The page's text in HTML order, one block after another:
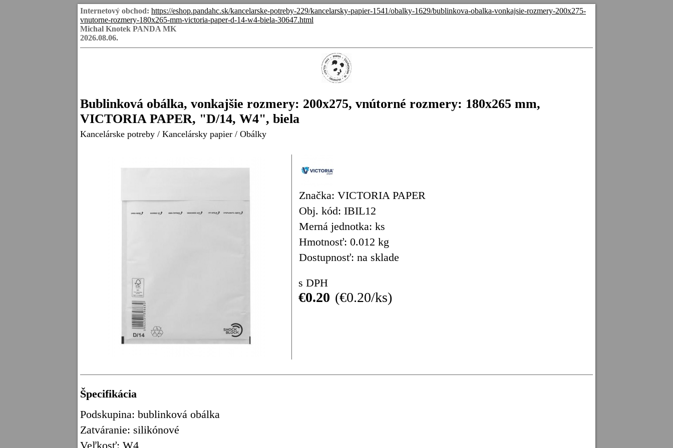
Internetový obchod: https://eshop.pandahc.sk/kancelarske-potreby-229/kancelarsky-papier-1541/obalky-1629/bublinkova-obalka-vonkajsie-rozmery-200x275-
vnutorne-rozmery-180x265-mm-victoria-paper-d-14-w4-biela-30647.html
Michal Knotek PANDA MK
2026.08.06.
Bublinková obálka, vonkajšie rozmery: 200x275, vnútorné rozmery: 180x265 mm,
VICTORIA PAPER, "D/14, W4", biela
Kancelárske potreby / Kancelársky papier / Obálky
Značka: VICTORIA PAPER
Obj. kód: IBIL12
Merná jednotka: ks
Hmotnosť: 0.012 kg
Dostupnosť: na sklade
s DPH
€0.20 €0.20/ks
Špecifikácia
Podskupina: bublinková obálka
Zatváranie: silikónové
Veľkosť: W4